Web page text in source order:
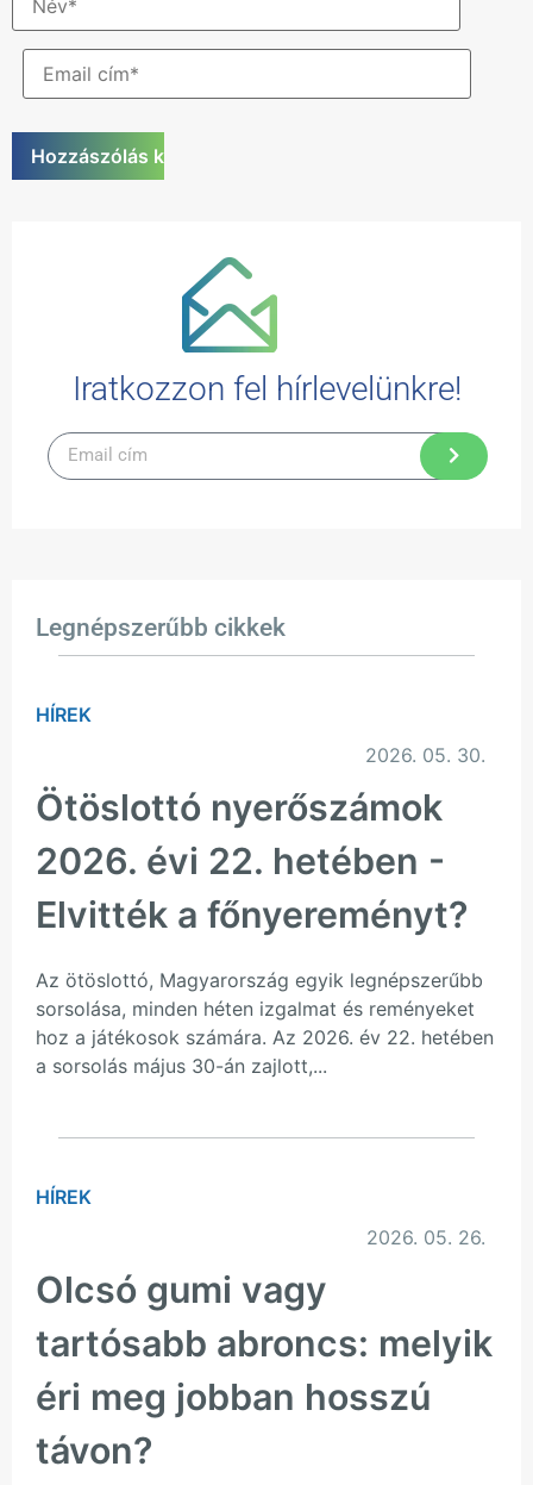
Iratkozzon fel hírlevelünkre!
Legnépszerűbb cikkek
HÍREK
2026. 05. 30.
Ötöslottó nyerőszámok
2026. évi 22. hetében -
Elvitték a főnyereményt?
Az ötöslottó, Magyarország egyik legnépszerűbb
sorsolása, minden héten izgalmat és reményeket
hoz a játékosok számára. Az 2026. év 22. hetében
a sorsolás május 30-án zajlott,...
HÍREK
2026. 05. 26.
Olcsó gumi vagy
tartósabb abroncs: melyik
éri meg jobban hosszú
távon?